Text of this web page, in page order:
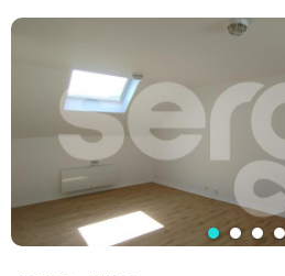
résidence vous offrira un maximum